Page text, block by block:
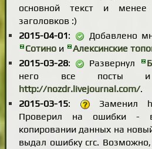
основной текст и менее
заголовков :)
2015-04-01:
Добавлено
Сотино и Алексинские
2015-03-28: Развернул
него все посты
http://nozdr.livejournal.com/.
2015-03-15:
Заменил
Проверил на ошибки -
копировании данных на
выдал ошибку crc.